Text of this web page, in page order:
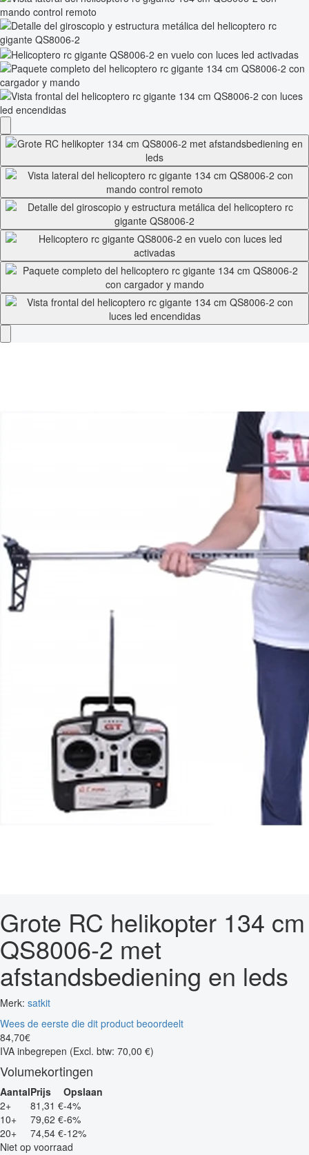
Grote RC helikopter 134 cm
QS8006-2 met
afstandsbediening en leds
Merk: satkit
Wees de eerste die dit product beoordeelt
84,70€
IVA inbegrepen (Excl. btw: 70,00 €)
Volumekortingen
AantalPrijs
Opslaan
2+
81,31 €-4%
10+
79,62 €-6%
20+
74,54 €-12%
Niet op voorraad